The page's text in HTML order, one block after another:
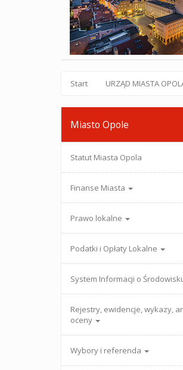
Start URZĄD MIASTA
Miasto Opole
Statut Miasta Opola
Finanse Miasta
Prawo lokalne
Podatki i Opłaty Lokalne
System Informacji o
Rejestry, ewidencje, wykazy,
oceny
Wybory i referenda